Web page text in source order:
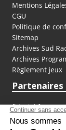
Mentions
CGU
Politique de
Sitemap
Archives Sud
Archives
Règlement jeux
Partenaires
fiducial.fr
lyoncapitale.fr